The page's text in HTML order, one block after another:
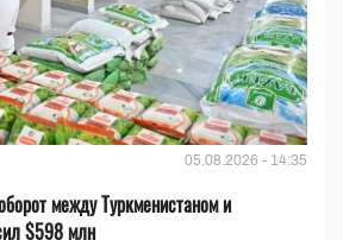
05.08.2026 - 14:35
между Туркменистаном и
$598 млн